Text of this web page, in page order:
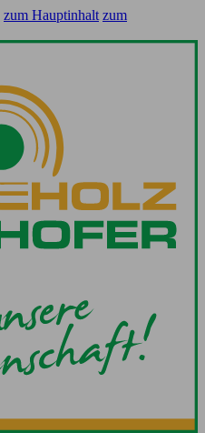
zum Hauptinhalt zum